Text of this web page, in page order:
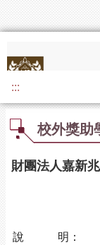
:::
校外獎助
財團法人嘉新
說 明：